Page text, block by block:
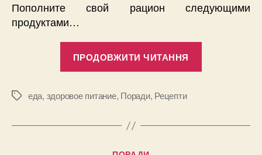
Пополните свой рацион следующими
продуктами…
ПРОДОВЖИТИ ЧИТАННЯ
мясных
Позначки
еда, здоровое питание, Поради, Рецепти